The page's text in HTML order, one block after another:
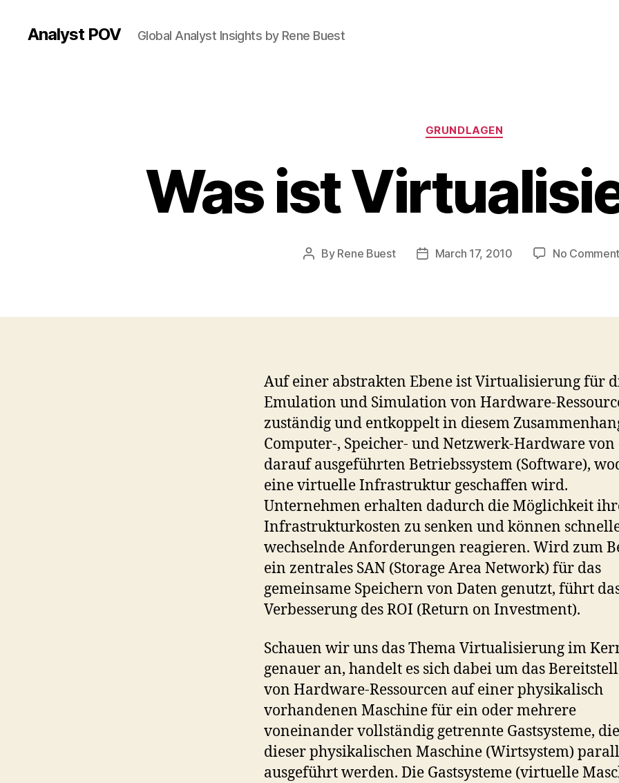
Analyst POV Global Analyst Insights by Rene Buest
Categories
GRUNDLAGEN
Was ist
Post
By Rene Buest
PostMarch 17, 2010 No
Auf einer abstrakten Ebene ist Virtualisierung für
Emulation und Simulation von Hardware-
zuständig und entkoppelt in diesem
Computer-, Speicher- und Netzwerk-Hardware von
darauf ausgeführten Betriebssystem (Software),
eine virtuelle Infrastruktur geschaffen wird.
Unternehmen erhalten dadurch die Möglichkeit
Infrastrukturkosten zu senken und können
wechselnde Anforderungen reagieren. Wird zum
ein zentrales SAN (Storage Area Network) für das
gemeinsame Speichern von Daten genutzt, führt
Verbesserung des ROI (Return on Investment).
Schauen wir uns das Thema Virtualisierung im
genauer an, handelt es sich dabei um das
von Hardware-Ressourcen auf einer physikalisch
vorhandenen Maschine für ein oder mehrere
voneinander vollständig getrennte Gastsysteme,
dieser physikalischen Maschine (Wirtsystem)
ausgeführt werden. Die Gastsysteme (virtuelle